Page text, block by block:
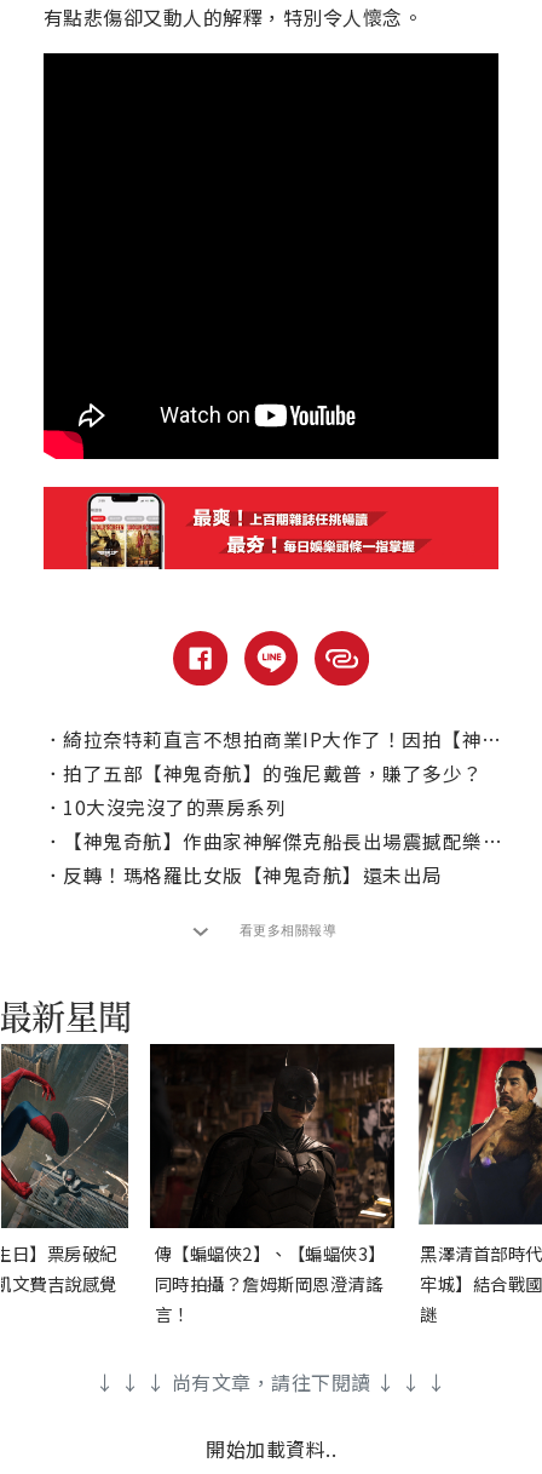
有點悲傷卻又動人的解釋，特別令人懷念。
． 綺拉奈特莉直言不想拍商業IP大作了！因拍【神鬼奇航】曾遭公開羞辱？
． 拍了五部【神鬼奇航】的強尼戴普，賺了多少？
． 10大沒完沒了的票房系列
．
【神鬼奇航】作曲家神解傑克船長出場震撼配樂意義
． 反轉！瑪格羅比女版【神鬼奇航】還未出局
看更多相關報導
日】票房破紀
文費吉說感覺
傳【蝙蝠俠2】、【蝙蝠俠3】
同時拍攝？詹姆斯岡恩澄清謠
言！
黑澤清首部時
牢城】結合戰
謎
↓ ↓ ↓ 尚有文章，請往下閱讀 ↓ ↓ ↓
開始加載資料..